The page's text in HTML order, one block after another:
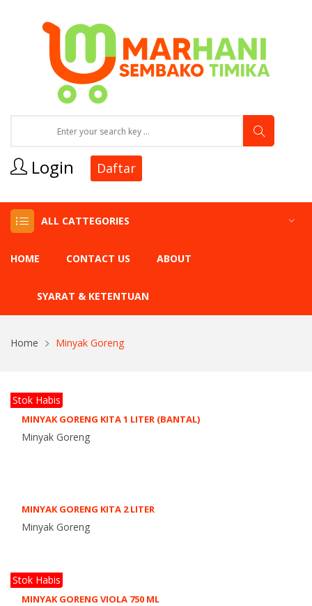
Login Daftar
ALL CATTEGORIES
HOME CONTACT US ABOUT
SYARAT & KETENTUAN
Home Minyak Goreng
MINYAK GORENG KITA 1 LITER (BANTAL)
Minyak Goreng
Stok Habis
MINYAK GORENG KITA 2 LITER
Minyak Goreng
MINYAK GORENG VIOLA 750 ML
Stok Habis